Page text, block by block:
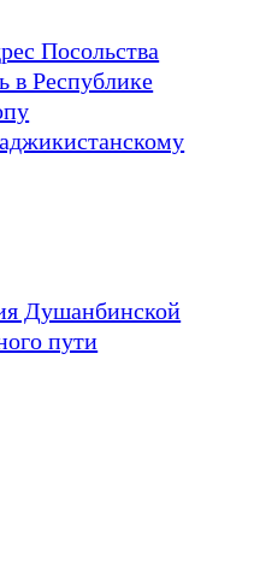
Посольства
в Республике
Душанбинской
пути